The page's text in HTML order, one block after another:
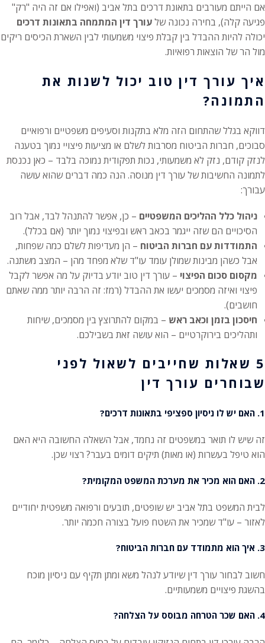
אם הייתם מעורבים בתאונת דרכים בתל אביב (ואפילו אם זה היה "רק"
פגיעה קלה), בחירה נכונה שלעורך דין המתמחה בתאונות דרכים
יכולה להיות ההבדל בין קבלת פיצוי משמעותי לבין השארת הכיסים ריקים
מול הר של הוצאות רפואיות.
איך עורך דין טוב יכול לשנות את
התמונה?
דווקא בגלל שהתחום הזה מלא בתקנות וסעיפים משפטיים ורפואיים
סבוכים, חברות הביטוח מסרבות לשלם או מציעות פיצויי נמוך בטענה
לנזק קודם, נזק לא משמעותי, נכות תפקודית נמוכה בלבד – כאן נכנסת
לתמונה החשיבות של עורך דין מנוסה. הנה כמה דברים שהוא עושה
עבורך:
ניהול כלל ההליכים המשפטיים – כן, אפשר להתנהל לבד, אבל רוב
הסיכויים הם שזה ייגמר בכאב ראש ובפיצוי נמוך יותר (אם בכלל).
התמודדות עם חברות הביטוח – הן מעדיפות לשלם כמה שפחות,
אבל כשהן מבינות שמולן עומד עו"ד שלא מפחד מהן – המצב משתנה.
מקסום סכום הפיצוי – עורך דין טוב יודע בדיוק על מה אפשר לקבל
פיצוי ואיזה מסמכים יעשו את ההבדל (רמז: זה הרבה יותר ממה שאתם
חושבים).
חיסכון בזמן וכאב ראש – במקום להתרוצץ בין מסמכים, שיחות
ותהליכים בירוקרטיים – הוא עושה זאת בשבילכם.
5 שאלות שחייבים לשאול לפני
שבוחרים עורך דין
1. האם יש לו ניסיון ספציפי בתאונות דרכים?
זה שיש לו תואר במשפטים זה נחמד, אבל השאלה החשובה היא האם
הוא טיפל בעשרות (או מאות) תיקים דומים בעבר? רצוי שכן.
2. האם הוא מכיר את מערכת המשפט המקומית?
לבית המשפט בתל אביב יש שופטים, תובעים ורפואה משפטית יחודיים
לאזור – עו"ד שמכיר את השטח פועל בצורה חכמה יותר.
3. איך הוא מתמודד עם חברות הביטוח?
חשוב לבחור עורך דין שיודע לנהל משא ומתן תקיף עם ניסיון מוכח
בהשגת פיצויים משמעותיים.
4. האם שכר הטרחה מבוסס על הצלחה?